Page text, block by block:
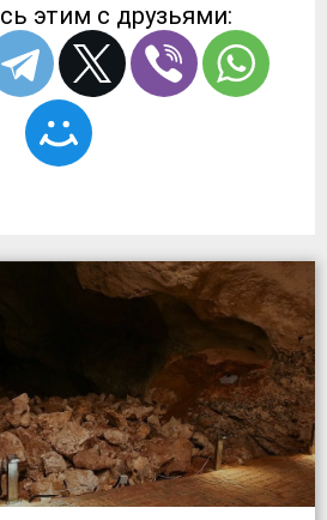
этим с друзьями: